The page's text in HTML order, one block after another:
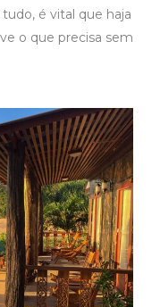
é vital que haja
o que precisa sem